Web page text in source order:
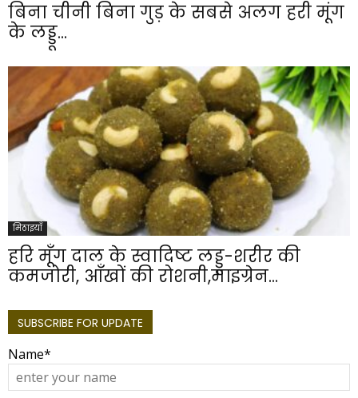
बिना चीनी बिना गुड़ के सबसे अलग हरी मूंग
के लड्डू...
मिठाइयाँ
हरि मूँग दाल के स्वादिष्ट लड्डू-शरीर की
कमजोरी, आँखों की रोशनी,माइग्रेन...
SUBSCRIBE FOR UPDATE
Name*